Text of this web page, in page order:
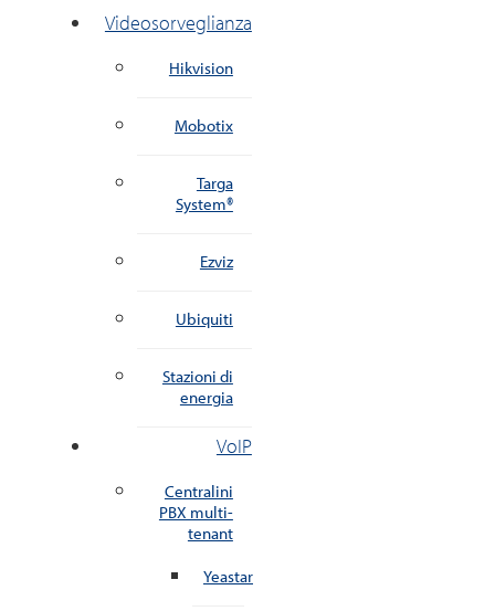
Videosorveglianza
Hikvision
Mobotix
Targa
System®
Ezviz
Ubiquiti
Stazioni di
energia
VoIP
Centralini
PBX multi-
tenant
Yeastar